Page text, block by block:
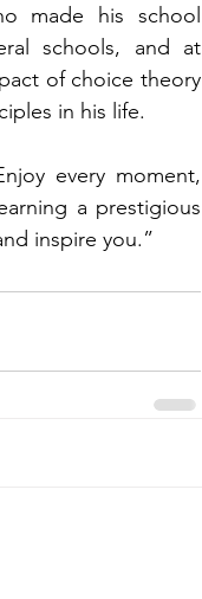
made his school
schools, and at
of choice theory
in his life.
every moment,
a prestigious
inspire you.”